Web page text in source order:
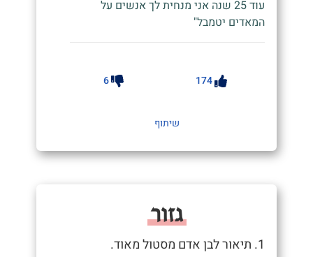
עוד 25 שנה אני מנחית לך אנשים על
המאדים יטמבל"
174
6
שיתוף
גזור
1. תיאור לבן אדם מסטול מאוד.